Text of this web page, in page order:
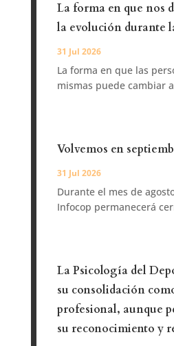
La forma en que nos
la evolución durante
31 Jul 2026
La forma en que las
mismas puede cambiar
Volvemos en
31 Jul 2026
Durante el mes de
Infocop permanecerá
La Psicología del
su consolidación
profesional, aunque
su reconocimiento y